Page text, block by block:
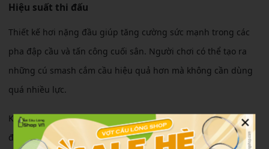
Hiệu suất thi đấu
Thiết kế hơi nặng đầu giúp tăng cường sức mạnh trong các
pha đập cầu và tấn công cuối sân. Người chơi có thể tạo ra
những cú smash cắm cầu hiệu quả hơn mà không cần dùng
quá nhiều lực.
Khả năng truyền lực tốt giúp các pha phông cầu và điều cầu
đạt độ sâu và ổn định cao.
×